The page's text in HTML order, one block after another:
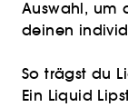
Auswahl, um
deinen
So trägst du
Ein Liquid